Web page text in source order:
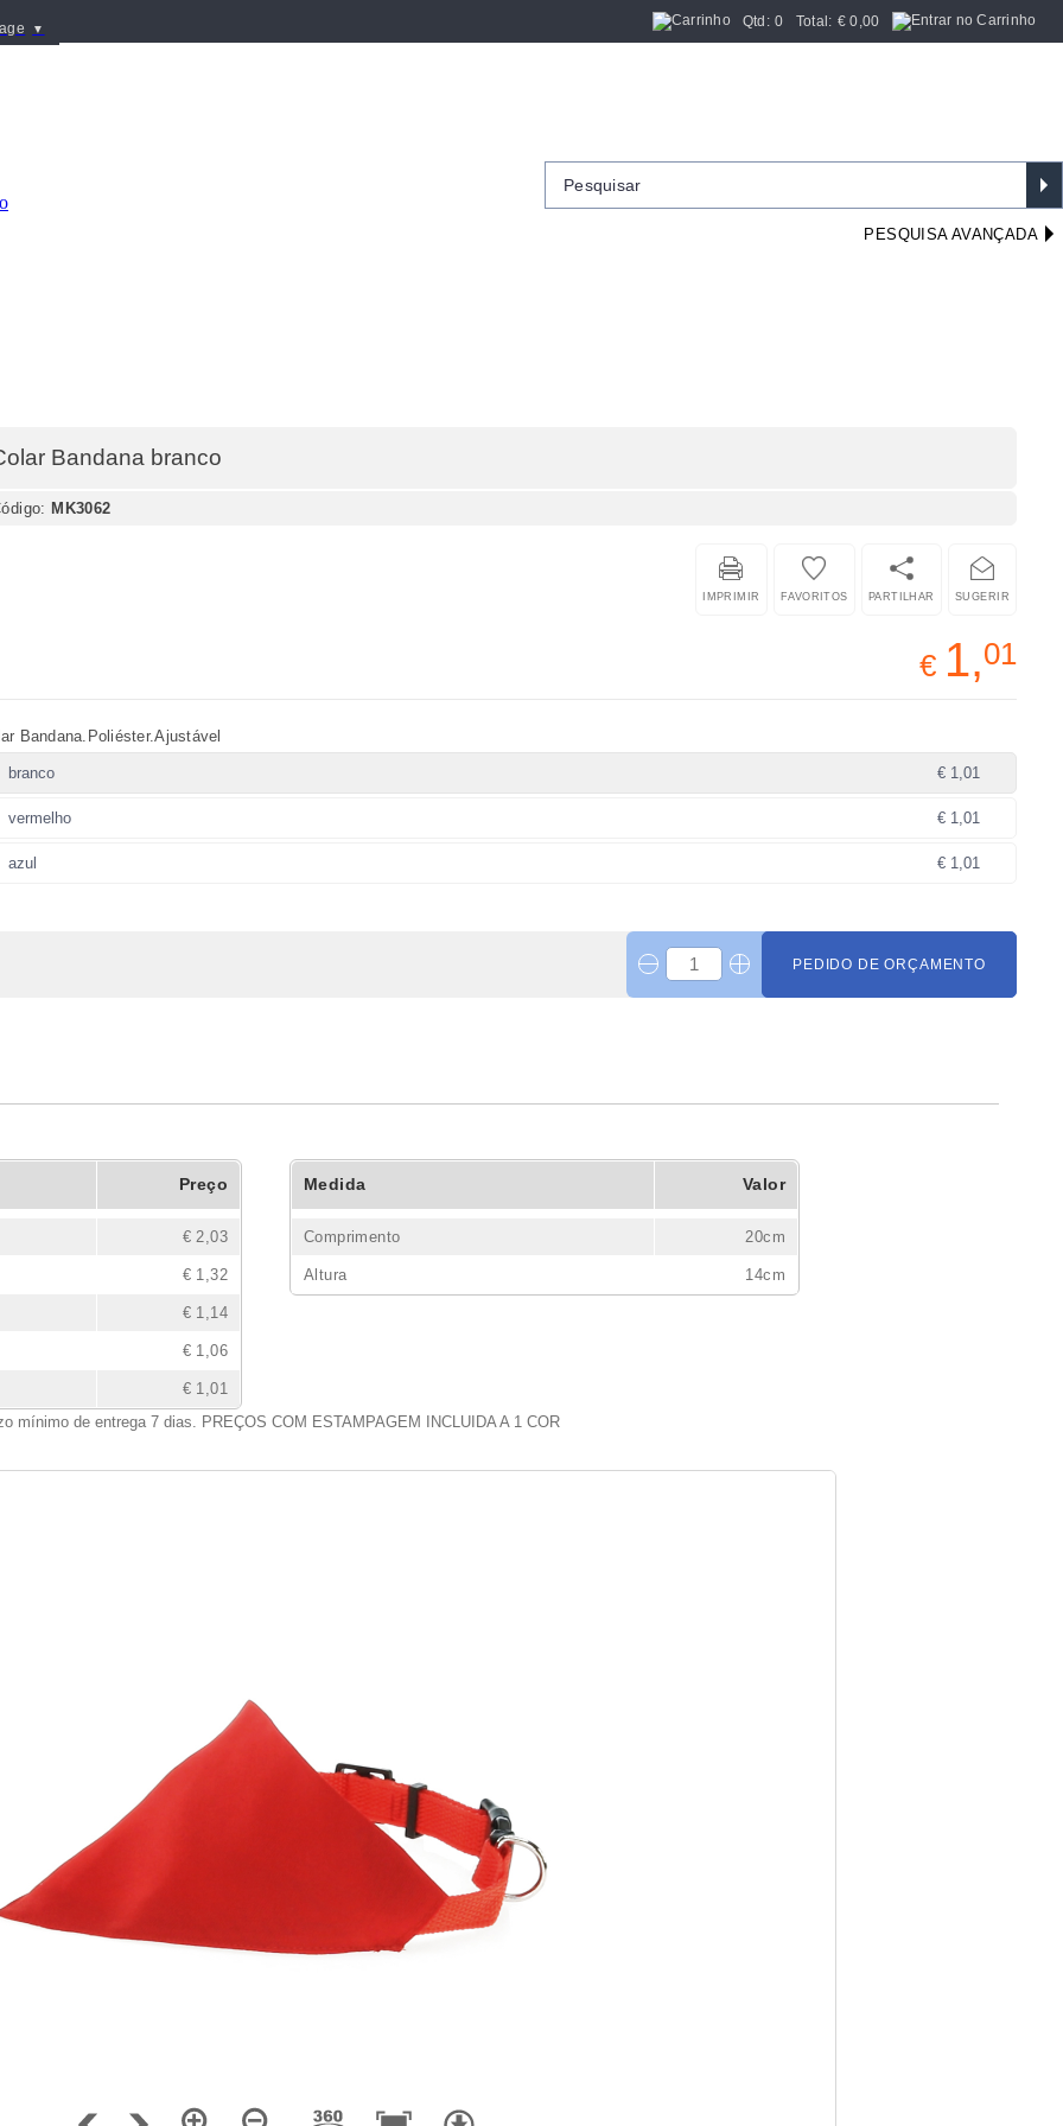
▼ Qtd: 0 Total: €0,00
PESQUISA AVANÇADA
Bandana branco
MK3062
SUGERIR
PARTILHAR
FAVORITOS
IMPRIMIR
€ 1,01
Bandana.Poliéster.Ajustável
branco € 1,01
vermelho € 1,01
azul € 1,01
PEDIDO DE ORÇAMENTO
Preço
€ 2,03
€ 1,32
€ 1,14
€ 1,06
€ 1,01
Medida Valor
Comprimento 20cm
Altura 14cm
mínimo de entrega 7 dias. PREÇOS COM ESTAMPAGEM INCLUIDA A 1 COR